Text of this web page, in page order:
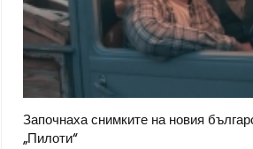
Започнаха снимките на новия
„Пилоти“